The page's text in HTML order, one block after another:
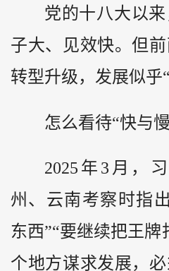
党的十八大以
子大、见效快。但前
转型升级，发展似乎“
怎么看待“快与慢
2025年3月，
州、云南考察时指
东西”“要继续把王牌
个地方谋求发展，